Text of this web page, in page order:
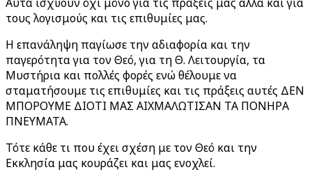
Αυτά ισχύουν όχι μόνο για τις πράξεις μας αλλά και για
τους λογισμούς και τις επιθυμίες μας.
Η επανάληψη παγίωσε την αδιαφορία και την
παγερότητα για τον Θεό, για τη Θ. Λειτουργία, τα
Μυστήρια και πολλές φορές ενώ θέλουμε να
σταματήσουμε τις επιθυμίες και τις πράξεις αυτές ΔΕΝ
ΜΠΟΡΟΥΜΕ ΔΙΟΤΙ ΜΑΣ ΑΙΧΜΑΛΩΤΙΣΑΝ ΤΑ ΠΟΝΗΡΑ
ΠΝΕΥΜΑΤΑ.
Τότε κάθε τι που έχει σχέση με τον Θεό και την
Εκκλησία μας κουράζει και μας ενοχλεί.